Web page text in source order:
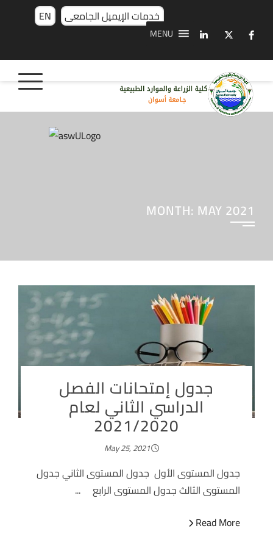
EN خدمات الإيميل الجامعى
MENU
MONTH: MAY 2021
جدول إمتحانات الفصل
الدراسي الثاني لعام
2021/2020
May 25, 2021
جدول المستوى الأول جدول المستوى الثاني جدول
المستوى الثالث جدول المستوى الرابع ...
Read More